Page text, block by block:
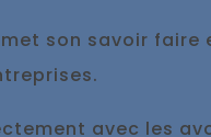
son savoir
avec les